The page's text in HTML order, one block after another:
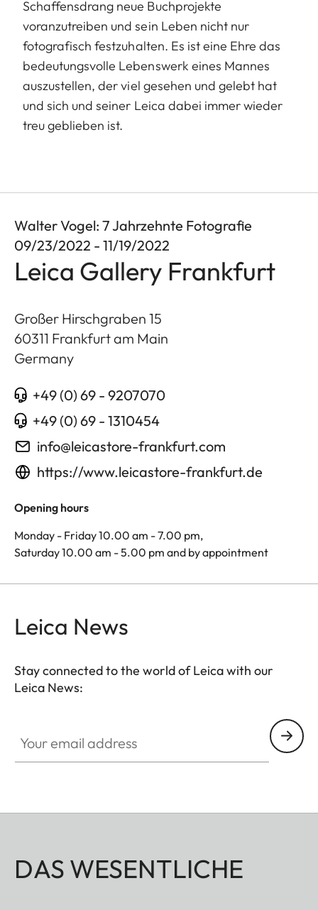
Schaffensdrang neue Buchprojekte
voranzutreiben und sein Leben nicht nur
fotografisch festzuhalten. Es ist eine Ehre das
bedeutungsvolle Lebenswerk eines Mannes
auszustellen, der viel gesehen und gelebt hat
und sich und seiner Leica dabei immer wieder
treu geblieben ist.
Walter Vogel: 7 Jahrzehnte Fotografie
09/23/2022 - 11/19/2022
Leica Gallery Frankfurt
Großer Hirschgraben 15
60311 Frankfurt am Main
Germany
+49 (0) 69 - 9207070
+49 (0) 69 - 1310454
info@leicastore-frankfurt.com
https://www.leicastore-frankfurt.de
Opening hours
Monday - Friday 10.00 am - 7.00 pm,
Saturday 10.00 am - 5.00 pm and by appointment
Leica News
Stay connected to the world of Leica with our
Leica News:
DAS WESENTLICHE